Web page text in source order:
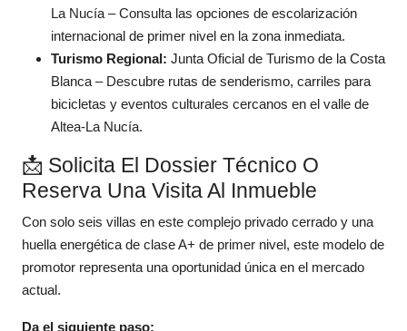
La Nucía – Consulta las opciones de escolarización
internacional de primer nivel en la zona inmediata.
Turismo Regional: Junta Oficial de Turismo de la Costa
Blanca – Descubre rutas de senderismo, carriles para
bicicletas y eventos culturales cercanos en el valle de
Altea-La Nucía.
📩 Solicita El Dossier Técnico O
Reserva Una Visita Al Inmueble
Con solo seis villas en este complejo privado cerrado y una
huella energética de clase A+ de primer nivel, este modelo de
promotor representa una oportunidad única en el mercado
actual.
Da el siguiente paso: